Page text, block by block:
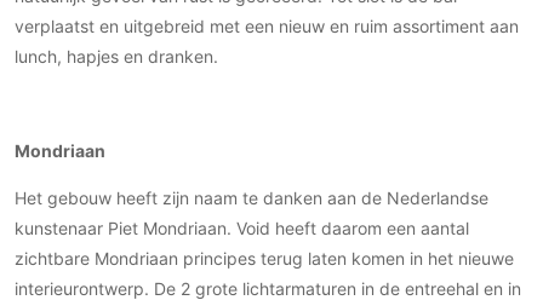
Overig
Aannemers Interieur
Wellness
Wijnkelder en wijnkasten
verplaatst en uitgebreid met een nieuw en ruim assortiment aan
lunch, hapjes en dranken.
Mondriaan
Het gebouw heeft zijn naam te danken aan de Nederlandse
kunstenaar Piet Mondriaan. Void heeft daarom een aantal
zichtbare Mondriaan principes terug laten komen in het nieuwe
interieurontwerp. De 2 grote lichtarmaturen in de entreehal en in